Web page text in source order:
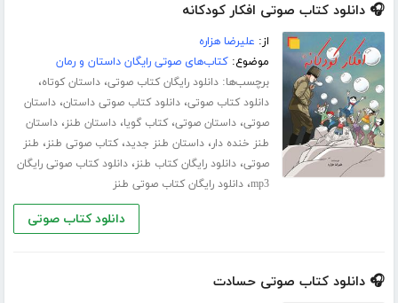
🎧 دانلود کتاب صوتی افکار کودکانه
از: علیرضا هزاره
موضوع:کتاب‌های صوتی رایگان داستان و رمان
برچسب‌ها:دانلود رایگان کتاب صوتی،داستان کوتاه،
دانلود کتاب صوتی،دانلود کتاب صوتی داستان،داستان
صوتی،داستان صوتی،کتاب گویا،داستان طنز،داستان
طنز خنده دار،داستان طنز جدید،کتاب صوتی طنز، طنز
صوتی،دانلود رایگان کتاب طنز،دانلود کتاب صوتی رایگان
mp3،دانلود رایگان کتاب صوتی طنز
دانلود کتاب صوتی
🎧 دانلود کتاب صوتی حسادت